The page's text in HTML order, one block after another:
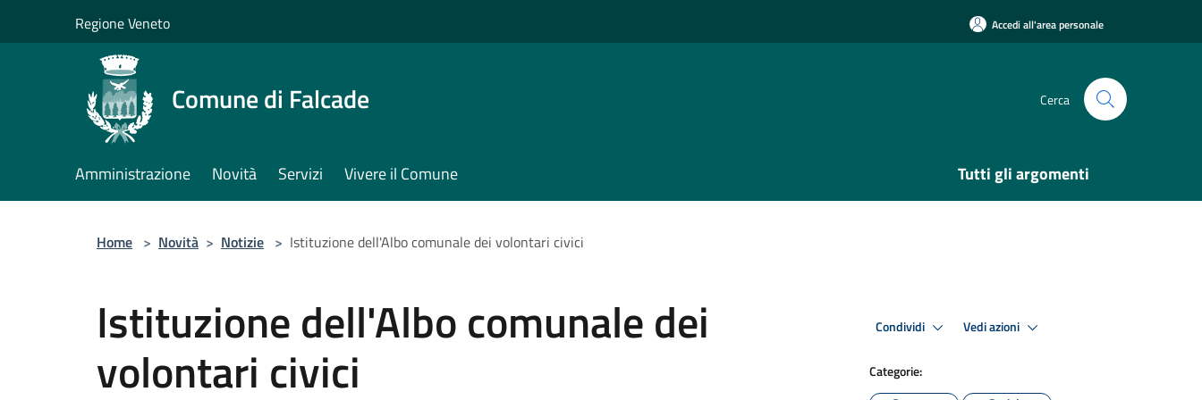
Regione Veneto Accedi all'area personale
Comune di Falcade Cerca
Amministrazione Novità Servizi Vivere il Comune Tutti gli argomenti
Home > Novità > Notizie > Istituzione dell'Albo comunale dei volontari civici
Istituzione dell'Albo comunale dei
volontari civici
Condividi Vedi azioni
Categorie: